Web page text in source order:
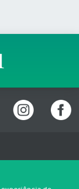
CEP: 70200-760 -